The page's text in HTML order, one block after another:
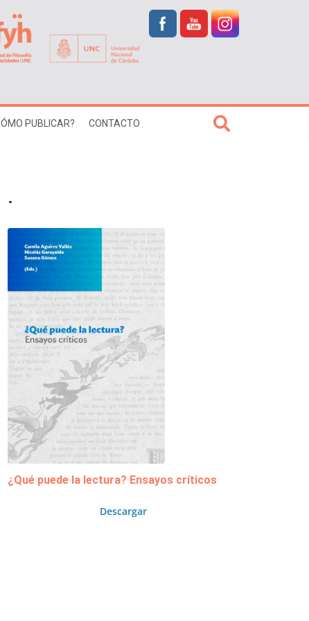
PUBLICAR? CONTACTO
.
¿Qué puede la lectura? Ensayos críticos
Descargar